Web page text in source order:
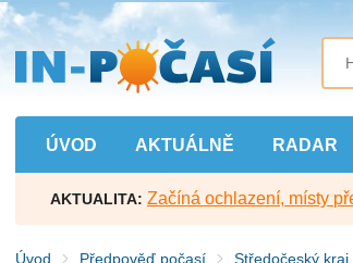
Přejít
na
hlavní
obsah
ÚVOD AKTUÁLNĚ RADAR
AKTUALITA: Začíná ochlazení, místy
Úvod Předpověď počasí Středočeský kraj